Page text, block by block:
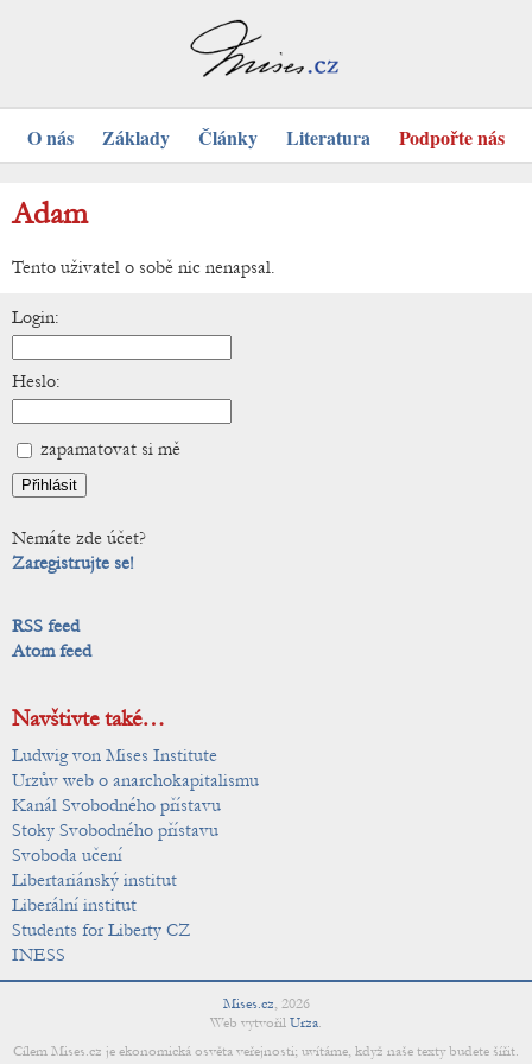
O nás Základy Články Literatura Podpořte nás
Adam
Tento uživatel o sobě nic nenapsal.
Login:
Heslo:
zapamatovat si mě
Nemáte zde účet?
Zaregistrujte se!
RSS feed
Atom feed
Navštivte také…
Ludwig von Mises Institute
Urzův web o anarchokapitalismu
Kanál Svobodného přístavu
Stoky Svobodného přístavu
Svoboda učení
Libertariánský institut
Liberální institut
Students for Liberty CZ
INESS
Mises.cz, 2026
Web vytvořil Urza.
Cílem Mises.cz je ekonomická osvěta veřejnosti; uvítáme, když naše texty budete šířit.